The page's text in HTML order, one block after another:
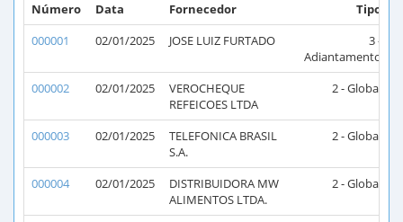
Número Data Fornecedor
Tipo
000001
02/01/2025 JOSE LUIZ FURTADO
3 -
Adiantamento
000002
02/01/2025
VEROCHEQUE
REFEICOES LTDA
2 - Global
000003 02/01/2025
TELEFONICA BRASIL
S.A.
2 - Global
000004 02/01/2025
DISTRIBUIDORA MW
ALIMENTOS LTDA.
2 - Global